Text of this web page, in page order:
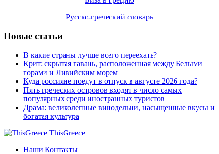
Русско-греческий словарь
Новые статьи
В какие страны лучше всего переехать?
Крит: скрытая гавань, расположенная между Белыми
горами и Ливийским морем
Куда россияне поедут в отпуск в августе 2026 года?
Пять греческих островов входят в число самых
популярных среди иностранных туристов
Драма: великолепные винодельни, насыщенные вкусы и
богатая культура
ThisGreece
Наши Контакты